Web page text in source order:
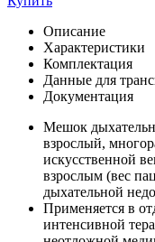
Описание
Характеристики
Комплектация
Данные для
Документация
Мешок
взрослый,
искусственной
взрослым (вес
дыхательной
Применяется в
интенсивной